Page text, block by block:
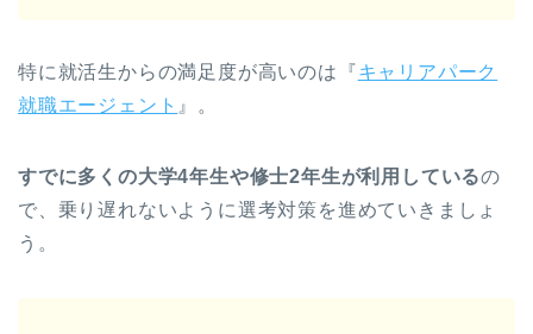
特に就活生からの満足度が高いのは『キャリアパーク
就職エージェント 』。
すでに多くの大学4年生や修士2年生が利用しているの
で、乗り遅れないように選考対策を進めていきましょ
う。